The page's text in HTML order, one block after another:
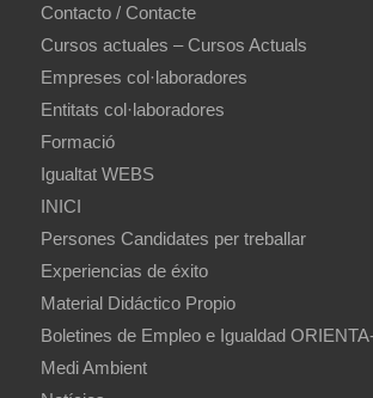
Contacto / Contacte
Cursos actuales – Cursos Actuals
Empreses col·laboradores
Entitats col·laboradores
Formació
Igualtat WEBS
INICI
Persones Candidates per treballar
Experiencias de éxito
Material Didáctico Propio
Boletines de Empleo e Igualdad
Medi Ambient